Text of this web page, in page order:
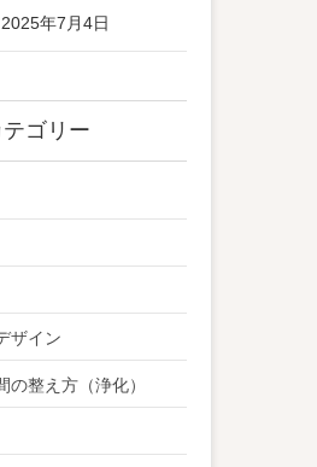
2025年7月4日
テゴリー
ザイン
の整え方（浄化）